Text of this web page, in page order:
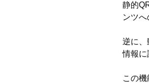
静的
ンツ
逆に、
情報に
この